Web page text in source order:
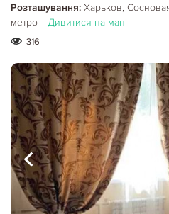
Розташування: Харьков,
метро
Дивитися на мапі
316